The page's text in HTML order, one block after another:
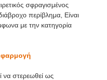
σφραγισμένος
περίβλημα, Είναι
με την κατηγορία
να στερεωθεί ως